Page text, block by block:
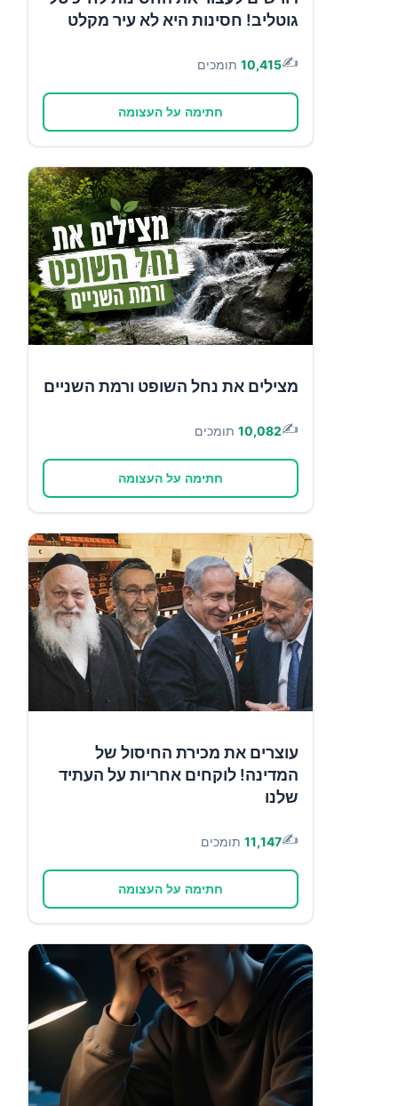
גוטליב! חסינות היא לא עיר מקלט
✍️
10,415 תומכים
חתימה על העצומה
מצילים את נחל השופט ורמת השניים
✍️
10,082 תומכים
חתימה על העצומה
עוצרים את מכירת החיסול של
המדינה! לוקחים אחריות על העתיד
שלנו
✍️
11,147 תומכים
חתימה על העצומה